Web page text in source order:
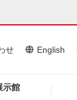
示館
せ English